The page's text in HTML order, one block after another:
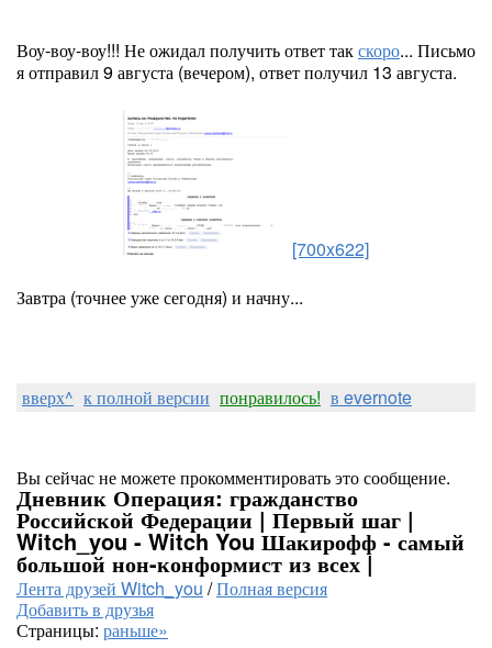
Воу-воу-воу!!! Не ожидал получить ответ такскоро... Письмо
я отправил 9 августа (вечером), ответ получил 13 августа.
[700x622]
Завтра (точнее уже сегодня) и начну...
вверх^ к полной версии понравилось! в evernote
Вы сейчас не можете прокомментировать это сообщение.
Дневник Операция: гражданство
Российской Федерации | Первый шаг |
Witch_you - Witch You Шакирофф - самый
большой нон-конформист из всех |
Лента друзей Witch_you /Полная версия
Добавить в друзья
Страницы: раньше»